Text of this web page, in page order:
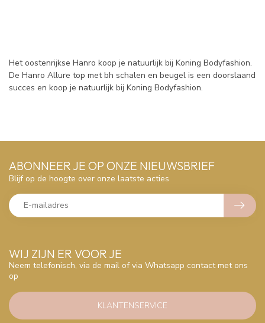
Het oostenrijkse Hanro koop je natuurlijk bij Koning Bodyfashion.
De Hanro Allure top met bh schalen en beugel is een doorslaand
succes en koop je natuurlijk bij Koning Bodyfashion.
WIJ ZIJN ER VOOR JE
Neem telefonisch, via de mail of via Whatsapp contact met ons
op
KLANTENSERVICE
ABONNEER JE OP ONZE NIEUWSBRIEF
Blijf op de hoogte over onze laatste acties